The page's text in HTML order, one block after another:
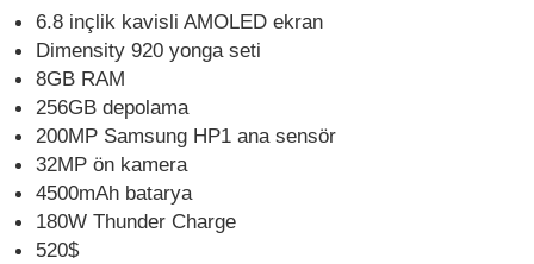
6.8 inçlik kavisli AMOLED ekran
Dimensity 920 yonga seti
8GB RAM
256GB depolama
200MP Samsung HP1 ana sensör
32MP ön kamera
4500mAh batarya
180W Thunder Charge
520$